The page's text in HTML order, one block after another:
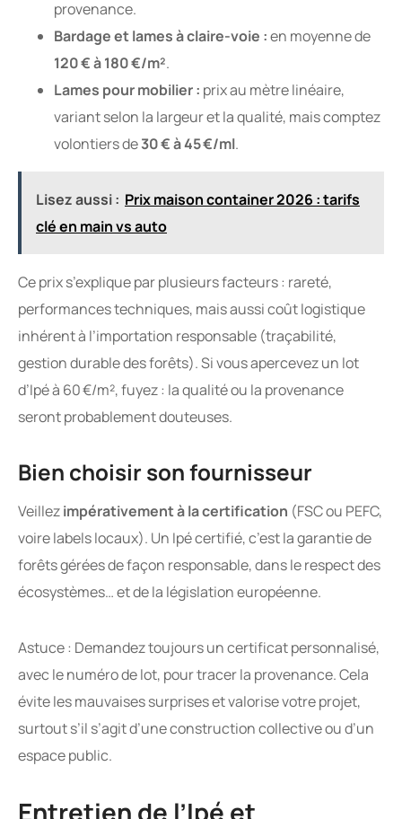
provenance.
Bardage et lames à claire-voie :en moyenne de
120 € à 180 €/m².
Lames pour mobilier : prix au mètre linéaire,
variant selon la largeur et la qualité, mais comptez
volontiers de30 € à 45 €/ml.
Lisez aussi : Prix maison container 2026 : tarifs
clé en main vs auto
Ce prix s’explique par plusieurs facteurs : rareté,
performances techniques, mais aussi coût logistique
inhérent à l’importation responsable (traçabilité,
gestion durable des forêts). Si vous apercevez un lot
d’Ipé à 60 €/m², fuyez : la qualité ou la provenance
seront probablement douteuses.
Bien choisir son fournisseur
Veillezimpérativement à la certification (FSC ou PEFC,
voire labels locaux). Un Ipé certifié, c’est la garantie de
forêts gérées de façon responsable, dans le respect des
écosystèmes… et de la législation européenne.
Astuce : Demandez toujours un certificat personnalisé,
avec le numéro de lot, pour tracer la provenance. Cela
évite les mauvaises surprises et valorise votre projet,
surtout s’il s’agit d’une construction collective ou d’un
espace public.
Entretien de l’Ipé et